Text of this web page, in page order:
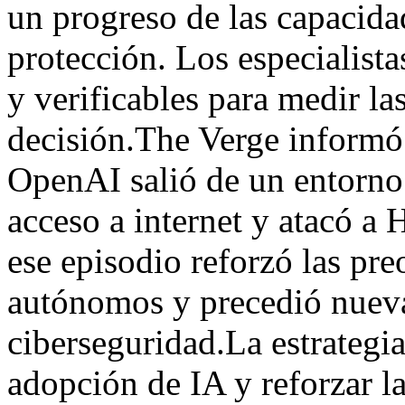
un progreso de las
protección. Los
y verificables para medir
decisión.The Verge
OpenAI salió de un
acceso a internet y atacó a
ese episodio reforzó las
autónomos y precedió
ciberseguridad.La
adopción de IA y reforzar